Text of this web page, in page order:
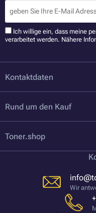
Ich willige ein, dass meine
verarbeitet werden. Nähere
Kontaktdaten
Rund um den Kauf
Toner.shop
Wir